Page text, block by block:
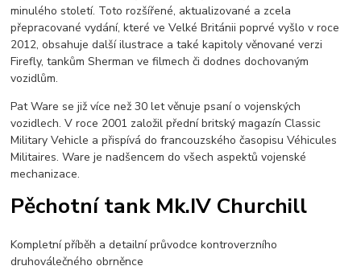
minulého století. Toto rozšířené, aktualizované a zcela
přepracované vydání, které ve Velké Británii poprvé vyšlo v roce
2012, obsahuje další ilustrace a také kapitoly věnované verzi
Firefly, tankům Sherman ve filmech či dodnes dochovaným
vozidlům.
Pat Ware se již více než 30 let věnuje psaní o vojenských
vozidlech. V roce 2001 založil přední britský magazín Classic
Military Vehicle a přispívá do francouzského časopisu Véhicules
Militaires. Ware je nadšencem do všech aspektů vojenské
mechanizace.
Pěchotní tank Mk.IV Churchill
Kompletní příběh a detailní průvodce kontroverzního
druhoválečného obrněnce